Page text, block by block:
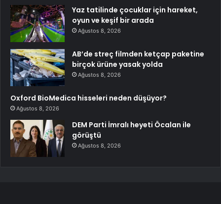
Yaz tatilinde çocuklar için hareket,
oyun ve keşif bir arada
Ağustos 8, 2026
AB’de streç filmden ketçap paketine
birçok ürüne yasak yolda
Ağustos 8, 2026
Oxford BioMedica hisseleri neden düşüyor?
Ağustos 8, 2026
DEM Parti İmralı heyeti Öcalan ile
görüştü
Ağustos 8, 2026